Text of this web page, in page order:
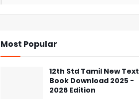
Most Popular
12th Std Tamil New Text
Book Download 2025 -
2026 Edition